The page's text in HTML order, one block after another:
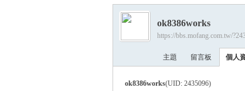
›
ok8386works
https://bbs.mofang.com.tw/
主題 留言板 個人
ok8386works(UID: 2435096)